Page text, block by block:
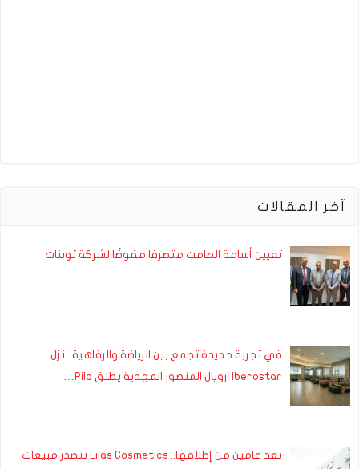
آخر المقالات
تعيين أسامة الصامت متصرفا مفوضًا لشركة توبنات
في تجربة جديدة تجمع بين الرياضة والرفاهية.. نزل
Iberostar رويال المنصور المهدية يطلق Pila…
بعد عامين من إطلاقها.. Lilas Cosmetics تتصدر مبيعات